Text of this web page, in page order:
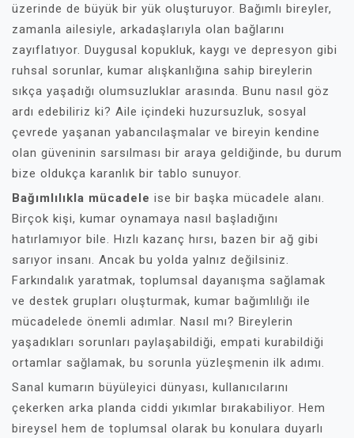
üzerinde de büyük bir yük oluşturuyor. Bağımlı bireyler,
zamanla ailesiyle, arkadaşlarıyla olan bağlarını
zayıflatıyor. Duygusal kopukluk, kaygı ve depresyon gibi
ruhsal sorunlar, kumar alışkanlığına sahip bireylerin
sıkça yaşadığı olumsuzluklar arasında. Bunu nasıl göz
ardı edebiliriz ki? Aile içindeki huzursuzluk, sosyal
çevrede yaşanan yabancılaşmalar ve bireyin kendine
olan güveninin sarsılması bir araya geldiğinde, bu durum
bize oldukça karanlık bir tablo sunuyor.
Bağımlılıkla mücadele ise bir başka mücadele alanı.
Birçok kişi, kumar oynamaya nasıl başladığını
hatırlamıyor bile. Hızlı kazanç hırsı, bazen bir ağ gibi
sarıyor insanı. Ancak bu yolda yalnız değilsiniz.
Farkındalık yaratmak, toplumsal dayanışma sağlamak
ve destek grupları oluşturmak, kumar bağımlılığı ile
mücadelede önemli adımlar. Nasıl mı? Bireylerin
yaşadıkları sorunları paylaşabildiği, empati kurabildiği
ortamlar sağlamak, bu sorunla yüzleşmenin ilk adımı.
Sanal kumarın büyüleyici dünyası, kullanıcılarını
çekerken arka planda ciddi yıkımlar bırakabiliyor. Hem
bireysel hem de toplumsal olarak bu konulara duyarlı